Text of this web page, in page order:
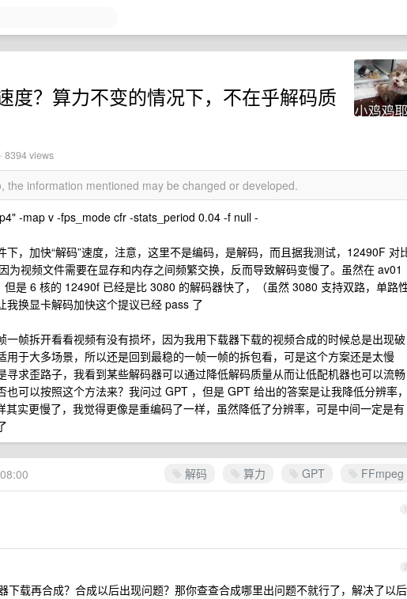
度？算力不变的情况下，不在乎解码质
· 8394 views
the information mentioned may be changed or developed.
-map v -fps_mode cfr -stats_period 0.04 -f null -
，加快“解码”速度，注意，这里不是编码，是解码，而且据我测试，12490F 对
为视频文件需要在显存和内存之间频繁交换，反而导致解码变慢了。虽然在 av01
是 6 核的 12490f 已经是比 3080 的解码器快了，（虽然 3080 支持双路，单路
我换显卡解码加快这个提议已经 pass 了
一帧拆开看看视频有没有损坏，因为我用下载器下载的视频合成的时候总是出现破
于大多场景，所以还是回到最稳的一帧一帧的拆包看，可是这个方案还是太慢
寻求歪路子，我看到某些解码器可以通过降低解码质量从而让低配机器也可以流畅
可以按照这个方法来？我问过 GPT ，但是 GPT 给出的答案是让我降低分辨率，
实更慢了，我觉得更像是重编码了一样，虽然降低了分辨率，可是中间一定是有
解码 算力 GPT FFmpeg
1
2
下载再合成？合成以后出现问题？那你查查合成哪里出问题不就行了，解决了以后